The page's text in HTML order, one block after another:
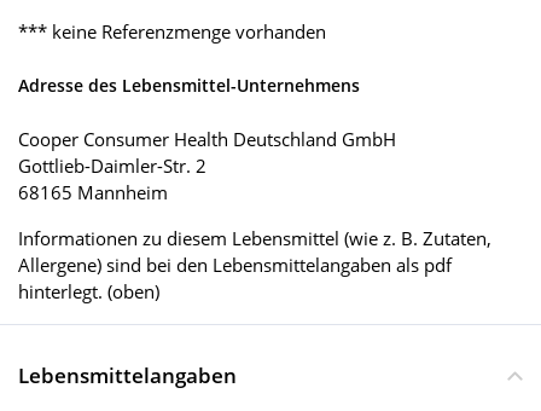
*** keine Referenzmenge vorhanden
Adresse des Lebensmittel-Unternehmens
Cooper Consumer Health Deutschland GmbH
Gottlieb-Daimler-Str. 2
68165 Mannheim
Informationen zu diesem Lebensmittel (wie z. B. Zutaten,
Allergene) sind bei den Lebensmittelangaben als pdf
hinterlegt. (oben)
Lebensmittelangaben